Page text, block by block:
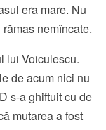
era mare. Nu
nemîncate.
lui Voiculescu.
de acum nici nu
s-a ghiftuit cu de
mutarea a fost